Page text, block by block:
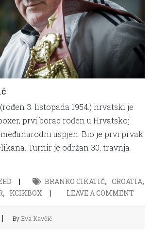
3. listopada 1954.) hrvatski je
prvi borac rođen u Hrvatskoj
uspjeh. Bio je prvi prvak
Turnir je održan 30. travnja
BRANKO CIKATIĆ, CROATIA,
, KCIKBOX LEAVE A COMMENT
By Eva Kavčič